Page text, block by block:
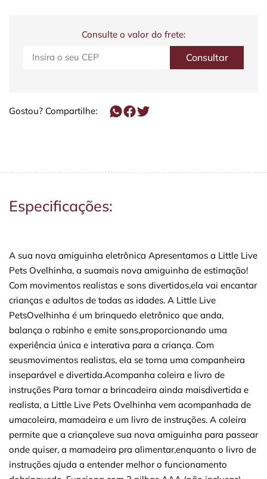
Consulte o valor do frete:
Gostou? Compartilhe:
Especificações:
A sua nova amiguinha eletrônica Apresentamos a Little Live
Pets Ovelhinha, a suamais nova amiguinha de estimação!
Com movimentos realistas e sons divertidos,ela vai encantar
crianças e adultos de todas as idades. A Little Live
PetsOvelhinha é um brinquedo eletrônico que anda,
balança o rabinho e emite sons,proporcionando uma
experiência única e interativa para a criança. Com
seusmovimentos realistas, ela se torna uma companheira
inseparável e divertida.Acompanha coleira e livro de
instruções Para tornar a brincadeira ainda maisdivertida e
realista, a Little Live Pets Ovelhinha vem acompanhada de
umacoleira, mamadeira e um livro de instruções. A coleira
permite que a criançaleve sua nova amiguinha para passear
onde quiser, a mamadeira pra alimentar,enquanto o livro de
instruções ajuda a entender melhor o funcionamento